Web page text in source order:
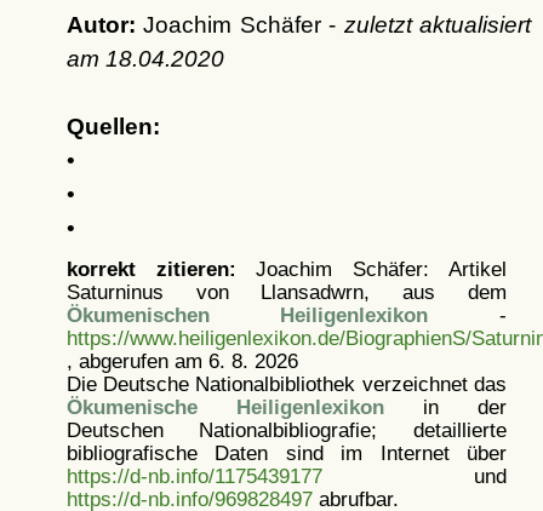
Autor: Joachim Schäfer - zuletzt aktualisiert
am 18.04.2020
Quellen:
•
•
•
korrekt zitieren: Joachim Schäfer: Artikel
Saturninus von Llansadwrn, aus dem
Ökumenischen Heiligenlexikon -
https://www.heiligenlexikon.de/BiographienS/
, abgerufen am 6. 8. 2026
Die Deutsche Nationalbibliothek verzeichnet das
Ökumenische Heiligenlexikonin der
Deutschen Nationalbibliografie; detaillierte
bibliografische Daten sind im Internet über
https://d-nb.info/1175439177und
https://d-nb.info/969828497abrufbar.